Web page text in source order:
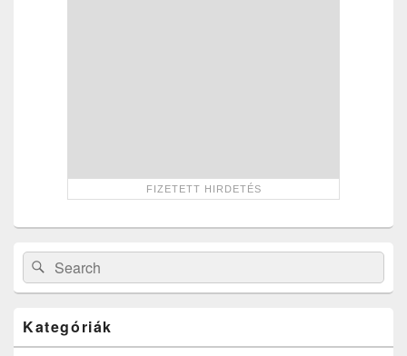
Search
for:
Search
Kategóriák